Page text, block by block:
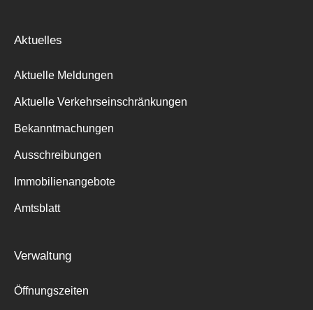
Suche
Aktuelles
Aktuelle Meldungen
Aktuelle Verkehrseinschränkungen
Bekanntmachungen
Ausschreibungen
Immobilienangebote
Amtsblatt
Verwaltung
Öffnungszeiten